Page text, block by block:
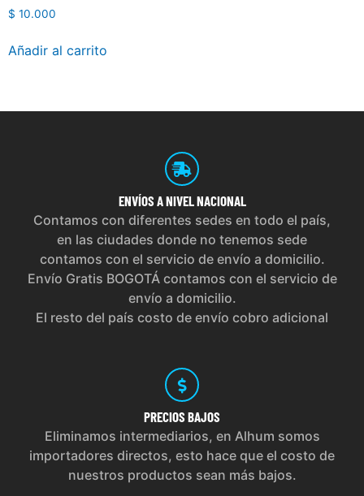
$ 10.000
Añadir al carrito
ENVÍOS A NIVEL NACIONAL
Contamos con diferentes sedes en todo el país,
en las ciudades donde no tenemos sede
contamos con el servicio de envío a domicilio.
Envío Gratis BOGOTÁ contamos con el servicio de
envío a domicilio.
El resto del país costo de envío cobro adicional
PRECIOS BAJOS
Eliminamos intermediarios, en Alhum somos
importadores directos, esto hace que el costo de
nuestros productos sean más bajos.